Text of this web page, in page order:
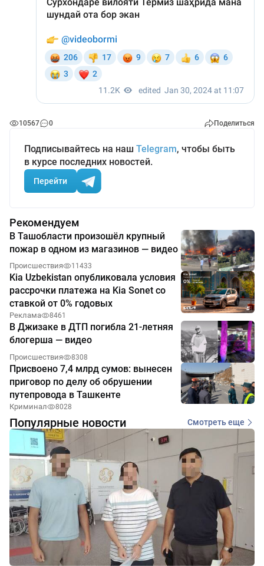
10567 0 Поделиться
Подписывайтесь на наш Telegram, чтобы быть
в курсе последних новостей.
Перейти
Рекомендуем
В Ташобласти произошёл крупный
пожар в одном из магазинов — видео
Происшествия 11433
Kia Uzbekistan опубликовала условия
рассрочки платежа на Kia Sonet со
ставкой от 0% годовых
Реклама 8461
В Джизаке в ДТП погибла 21-летняя
блогерша — видео
Происшествия 8308
Присвоено 7,4 млрд сумов: вынесен
приговор по делу об обрушении
путепровода в Ташкенте
Криминал 8028
Популярные новости Смотреть еще